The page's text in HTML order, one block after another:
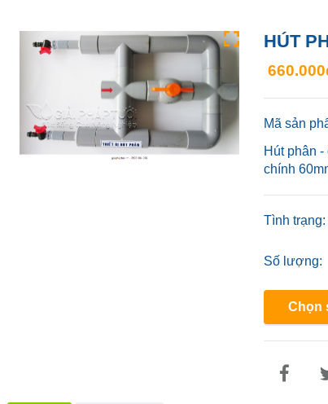
HÚT
Mã sản
Hút phân
chính
Tình trạng:
Số lượng:
Chọn